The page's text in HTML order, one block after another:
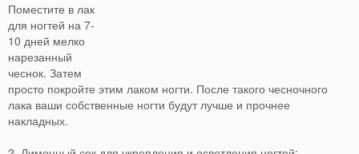
Поместите в лак
для ногтей на 7-
10 дней мелко
нарезанный
чеснок. Затем
просто покройте этим лаком ногти. После такого чесночного
лака ваши собственные ногти будут лучше и прочнее
накладных.